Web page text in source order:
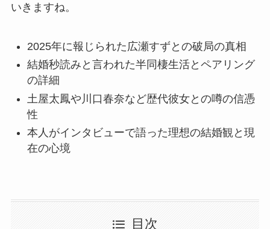
いきますね。
2025年に報じられた広瀬すずとの破局の真相
結婚秒読みと言われた半同棲生活とペアリング
の詳細
土屋太鳳や川口春奈など歴代彼女との噂の信憑
性
本人がインタビューで語った理想の結婚観と現
在の心境
目次